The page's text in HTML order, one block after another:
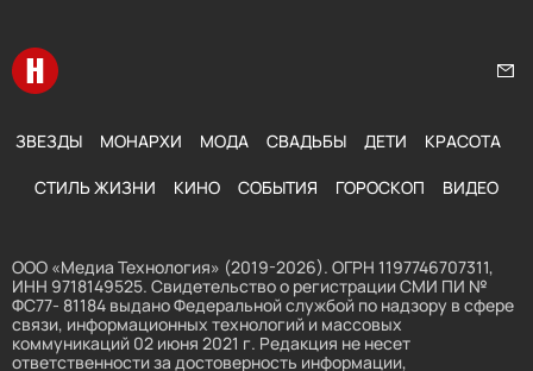
Перейти на главную
ЗВЕЗДЫ МОНАРХИ МОДА СВАДЬБЫ ДЕТИ КРАСОТА
СТИЛЬ ЖИЗНИ КИНО СОБЫТИЯ ГОРОСКОП ВИДЕО
ООО «Медиа Технология» (2019-2026). ОГРН 1197746707311,
ИНН 9718149525. Свидетельство о регистрации СМИ ПИ №
ФС77- 81184 выдано Федеральной службой по надзору в сфере
связи, информационных технологий и массовых
коммуникаций 02 июня 2021 г. Редакция не несет
ответственности за достоверность информации,